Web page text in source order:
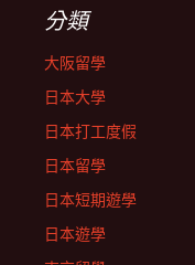
分類
大阪留學
日本大學
日本打工度假
日本留學
日本短期遊學
日本遊學